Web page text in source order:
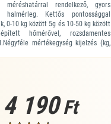
méréshatárral rendelkező, gyors
halmérleg. Kettős pontossággal
0-10 kg között 5g és 10-50 kg között
hőmérővel, rozsdamentes
mértékegység kijelzés (kg,
4 190Ft